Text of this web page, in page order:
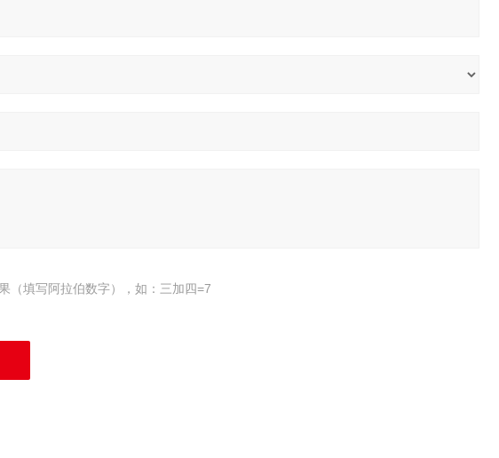
（填写阿拉伯数字），如：三加四=7